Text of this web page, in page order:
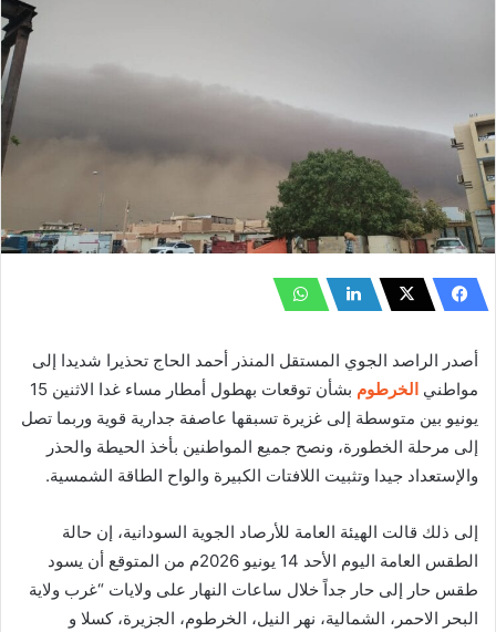
أصدر الراصد الجوي المستقل المنذر أحمد الحاج تحذيرا شديدا إلى
مواطني الخرطوم
بشأن توقعات بهطول أمطار مساء غدا الاثنين 15
يونيو بين متوسطة إلى غزيرة تسبقها عاصفة جدارية قوية وربما تصل
إلى مرحلة الخطورة، ونصح جميع المواطنين بأخذ الحيطة والحذر
والإستعداد جيدا وتثبيت اللافتات الكبيرة والواح الطاقة الشمسية.
إلى ذلك قالت الهيئة العامة للأرصاد الجوية السودانية، إن حالة
الطقس العامة اليوم الأحد 14 يونيو 2026م من المتوقع أن يسود
طقس حار إلى حار جداً خلال ساعات النهار على ولايات “غرب ولاية
البحر الاحمر، الشمالية، نهر النيل، الخرطوم، الجزيرة، كسلا و